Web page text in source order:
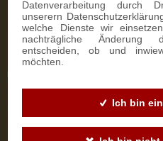
Datenverarbeitung durch
unserern
welche Dienste wir
nachträgliche Änderung
entscheiden, ob und
möchten.
Ich bin
22,50 €
ZUM PRODUKT